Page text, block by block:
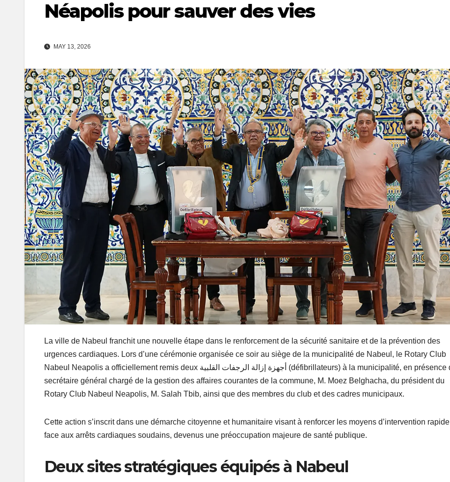
Néapolis pour sauver des vies
MAY 13, 2026
La ville de Nabeul franchit une nouvelle étape dans le renforcement de la sécurité sanitaire et de la prévention des
urgences cardiaques. Lors d’une cérémonie organisée ce soir au siège de la municipalité de Nabeul, le Rotary Club
Nabeul Neapolis a officiellement remis deux أجهزة إزالة الرجفات القلبية (défibrillateurs) à la municipalité, en présence du
secrétaire général chargé de la gestion des affaires courantes de la commune, M. Moez Belghacha, du président du
Rotary Club Nabeul Neapolis, M. Salah Tbib, ainsi que des membres du club et des cadres municipaux.
Cette action s’inscrit dans une démarche citoyenne et humanitaire visant à renforcer les moyens d’intervention rapide
face aux arrêts cardiaques soudains, devenus une préoccupation majeure de santé publique.
Deux sites stratégiques équipés à Nabeul